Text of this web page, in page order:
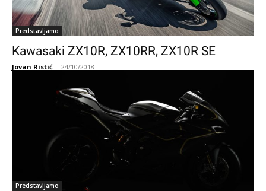
Predstavljamo
Kawasaki ZX10R, ZX10RR, ZX10R SE
Jovan Ristić - 24/10/2018
Predstavljamo